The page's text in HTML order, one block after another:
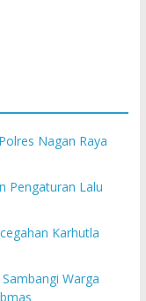
Nagan Raya
Pengaturan Lalu
Karhutla
Warga